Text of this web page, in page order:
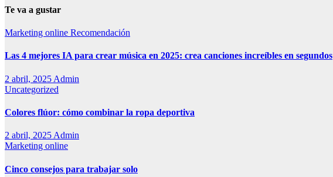
Te va a gustar
Marketing online Recomendación
Las 4 mejores IA para crear música en 2025: crea canciones increíbles en segundos
2 abril, 2025 Admin
Uncategorized
Colores flúor: cómo combinar la ropa deportiva
2 abril, 2025 Admin
Marketing online
Cinco consejos para trabajar solo